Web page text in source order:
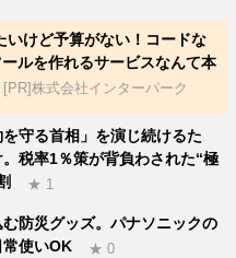
いけど予算がない！コードな
ルを作れるサービスなんて本
[PR]株式会社インターパーク
守る首相」を演じ続けるた
税率1％策が背負わされた“極
★ 1
防災グッズ。パナソニックの
使いOK
★ 0